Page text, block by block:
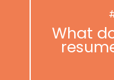
What